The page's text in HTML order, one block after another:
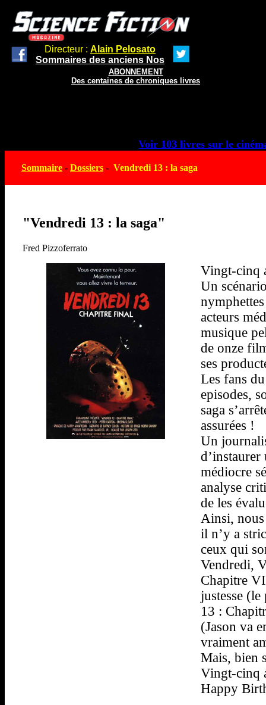
Directeur : Alain Pelosato
Sommaires des anciens Nos
ABONNEMENT
Des centaines de chroniques livres
Voir 103 livres sur le
Sommaire - Dossiers - Vendredi 13 : la saga
"Vendredi 13 : la saga"
Fred Pizzoferrato
Vingt-cinq
Un
acteurs
musique
de onze
ses
Les fans
episodes,
saga
assurées !
Un
médiocre
analyse
de les
Ainsi, nous
il n’y a
ceux qui
Vendredi,
Chapitre
justesse
13 :
(Jason va
vraiment
Mais, bien
Vingt-cinq
Happy